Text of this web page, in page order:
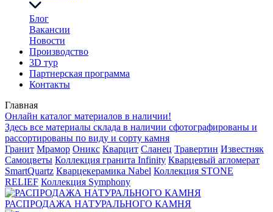
Блог
Вакансии
Новости
Производство
3D тур
Партнерская программа
Контакты
Главная
Онлайн каталог материалов в наличии!
Здесь все материалы склада в наличии сфотографированы и
рассортированы по виду и сорту камня
Гранит Мрамор Оникс Кварцит Сланец Травертин Известняк
Самоцветы Коллекция гранита Infinity Кварцевый агломерат
SmartQuartz Кварцекерамика Nabel Коллекция STONE
RELIEF Коллекция Symphony
РАСПРОДАЖА НАТУРАЛЬНОГО КАМНЯ